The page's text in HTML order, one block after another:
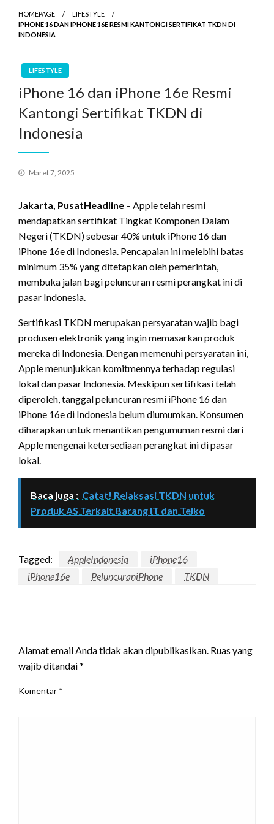
HOMEPAGE
LIFESTYLE
IPHONE 16 DAN IPHONE 16E RESMI KANTONGI SERTIFIKAT TKDN DI
INDONESIA
LIFESTYLE
iPhone 16 dan iPhone 16e Resmi
Kantongi Sertifikat TKDN di
Indonesia
Posted
Maret 7, 2025
Jakarta, PusatHeadline – Apple telah resmi
mendapatkan sertifikat Tingkat Komponen Dalam
Negeri (TKDN) sebesar 40% untuk iPhone 16 dan
iPhone 16e di Indonesia. Pencapaian ini melebihi batas
minimum 35% yang ditetapkan oleh pemerintah,
membuka jalan bagi peluncuran resmi perangkat ini di
pasar Indonesia.
Sertifikasi TKDN merupakan persyaratan wajib bagi
produsen elektronik yang ingin memasarkan produk
mereka di Indonesia. Dengan memenuhi persyaratan ini,
Apple menunjukkan komitmennya terhadap regulasi
lokal dan pasar Indonesia. Meskipun sertifikasi telah
diperoleh, tanggal peluncuran resmi iPhone 16 dan
iPhone 16e di Indonesia belum diumumkan. Konsumen
diharapkan untuk menantikan pengumuman resmi dari
Apple mengenai ketersediaan perangkat ini di pasar
lokal.
Baca juga : Catat! Relaksasi TKDN untuk
Produk AS Terkait Barang IT dan Telko
Tagged: AppleIndonesia
iPhone16
iPhone16e
PeluncuraniPhone TKDN
Alamat email Anda tidak akan dipublikasikan. Ruas yang
wajib ditandai*
Komentar *